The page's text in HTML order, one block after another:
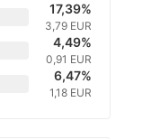
17,39%
3,79 EUR
4,49%
0,91 EUR
6,47%
1,18 EUR